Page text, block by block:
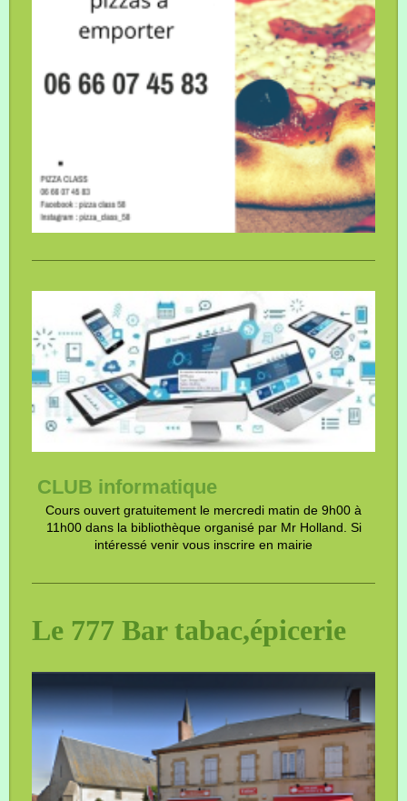
CLUB informatique
Cours ouvert gratuitement le mercredi matin de 9h00 à
11h00 dans la bibliothèque organisé par Mr Holland. Si
intéressé venir vous inscrire en mairie
Le 777 Bar tabac,épicerie